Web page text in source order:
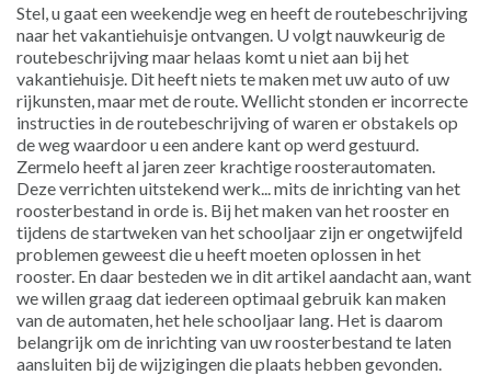
Stel, u gaat een weekendje weg en heeft de routebeschrijving
naar het vakantiehuisje ontvangen. U volgt nauwkeurig de
routebeschrijving maar helaas komt u niet aan bij het
vakantiehuisje. Dit heeft niets te maken met uw auto of uw
rijkunsten, maar met de route. Wellicht stonden er incorrecte
instructies in de routebeschrijving of waren er obstakels op
de weg waardoor u een andere kant op werd gestuurd.
Zermelo heeft al jaren zeer krachtige roosterautomaten.
Deze verrichten uitstekend werk... mits de inrichting van het
roosterbestand in orde is. Bij het maken van het rooster en
tijdens de startweken van het schooljaar zijn er ongetwijfeld
problemen geweest die u heeft moeten oplossen in het
rooster. En daar besteden we in dit artikel aandacht aan, want
we willen graag dat iedereen optimaal gebruik kan maken
van de automaten, het hele schooljaar lang. Het is daarom
belangrijk om de inrichting van uw roosterbestand te laten
aansluiten bij de wijzigingen die plaats hebben gevonden.